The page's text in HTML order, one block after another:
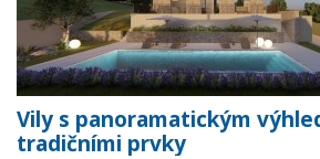
Vily s panoramatickým
tradičními prvky